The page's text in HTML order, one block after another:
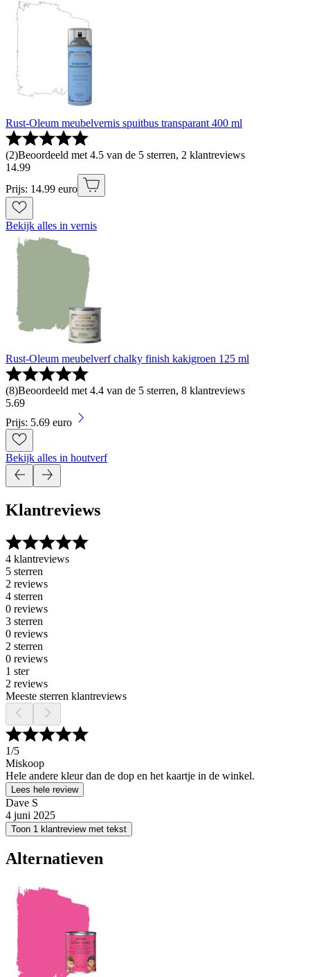
Rust-Oleum meubelvernis spuitbus transparant 400 ml
(2)Beoordeeld met 4.5 van de 5 sterren, 2 klantreviews
14.99
Prijs: 14.99 euro
Bekijk alles in vernis
Rust-Oleum meubelverf chalky finish kakigroen 125 ml
(8)Beoordeeld met 4.4 van de 5 sterren, 8 klantreviews
5.69
Prijs: 5.69 euro
Bekijk alles in houtverf
Klantreviews
4 klantreviews
5 sterren
2 reviews
4 sterren
0 reviews
3 sterren
0 reviews
2 sterren
0 reviews
1 ster
2 reviews
Meeste sterren klantreviews
1/5
Miskoop
Hele andere kleur dan de dop en het kaartje in de winkel.
Lees hele review
Dave S
4 juni 2025
Toon 1 klantreview met tekst
Alternatieven